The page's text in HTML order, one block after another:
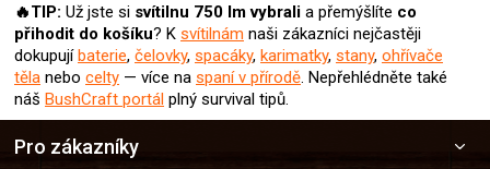
🔥TIP: Už jste si svítilnu 750 lmvybrali a přemýšlíte co
přihodit do košíku? K svítilnám naši zákazníci nejčastěji
dokupujíbaterie, čelovky, spacáky, karimatky, stany, ohřívače
těla nebo celty — více na spaní v přírodě. Nepřehlédněte také
náš BushCraft portál plný survival tipů.
Pro zákazníky